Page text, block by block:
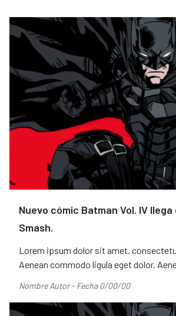
Nuevo cómic Batman Vol. IV
Smash.
Lorem ipsum dolor sit amet,
Aenean commodo ligula eget dolor.
Nombre Autor - Fecha 0/00/00